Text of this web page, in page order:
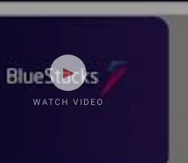
WATCH VIDEO